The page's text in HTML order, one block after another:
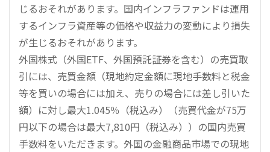
じるおそれがあります。国内インフラファンドは運用
するインフラ資産等の価格や収益力の変動により損失
が生じるおそれがあります。
外国株式（外国ETF、外国預託証券を含む）の売買取
引には、売買金額（現地約定金額に現地手数料と税金
等を買いの場合には加え、売りの場合には差し引いた
額）に対し最大1.045％（税込み）（売買代金が75万
円以下の場合は最大7,810円（税込み））の国内売買
手数料をいただきます。外国の金融商品市場での現地